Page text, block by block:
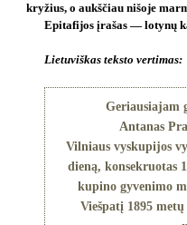
kryžius, o aukščiau nišoje
Epitafijos įrašas — lotynų
Lietuviškas teksto vertimas:
Geriausiajam
Antanas
Vilniaus vyskupijos
dieną, konsekruotas
kupino gyvenimo
Viešpatį 1895 metų